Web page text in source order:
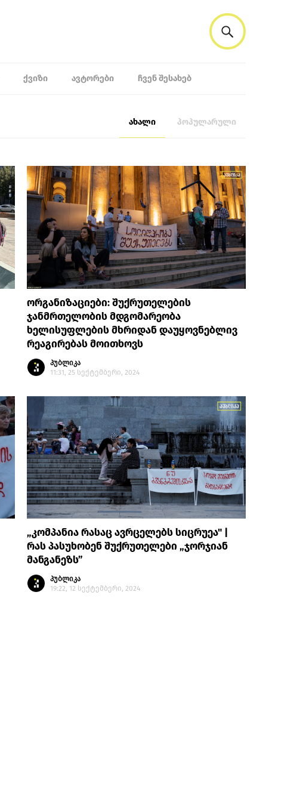
ᲥᲕᲘᲖᲘ ᲐᲕᲢᲝᲠᲔᲑᲘ ᲩᲕᲔᲜ ᲨᲔᲡᲐᲮᲔᲑ
ახალი პოპულარული
ორგანიზაციები: შუქრუთელების
ჯანმრთელობის მდგომარეობა
ხელისუფლების მხრიდან დაუყოვნებლივ
რეაგირებას მოითხოვს
პუბლიკა
11:31, 25 სექტემბერი, 2024
„კომპანია რასაც ავრცელებს სიცრუეა" |
რას პასუხობენ შუქრუთელები „ჯორჯიან
მანგანეზს”
პუბლიკა
19:22, 12 სექტემბერი, 2024